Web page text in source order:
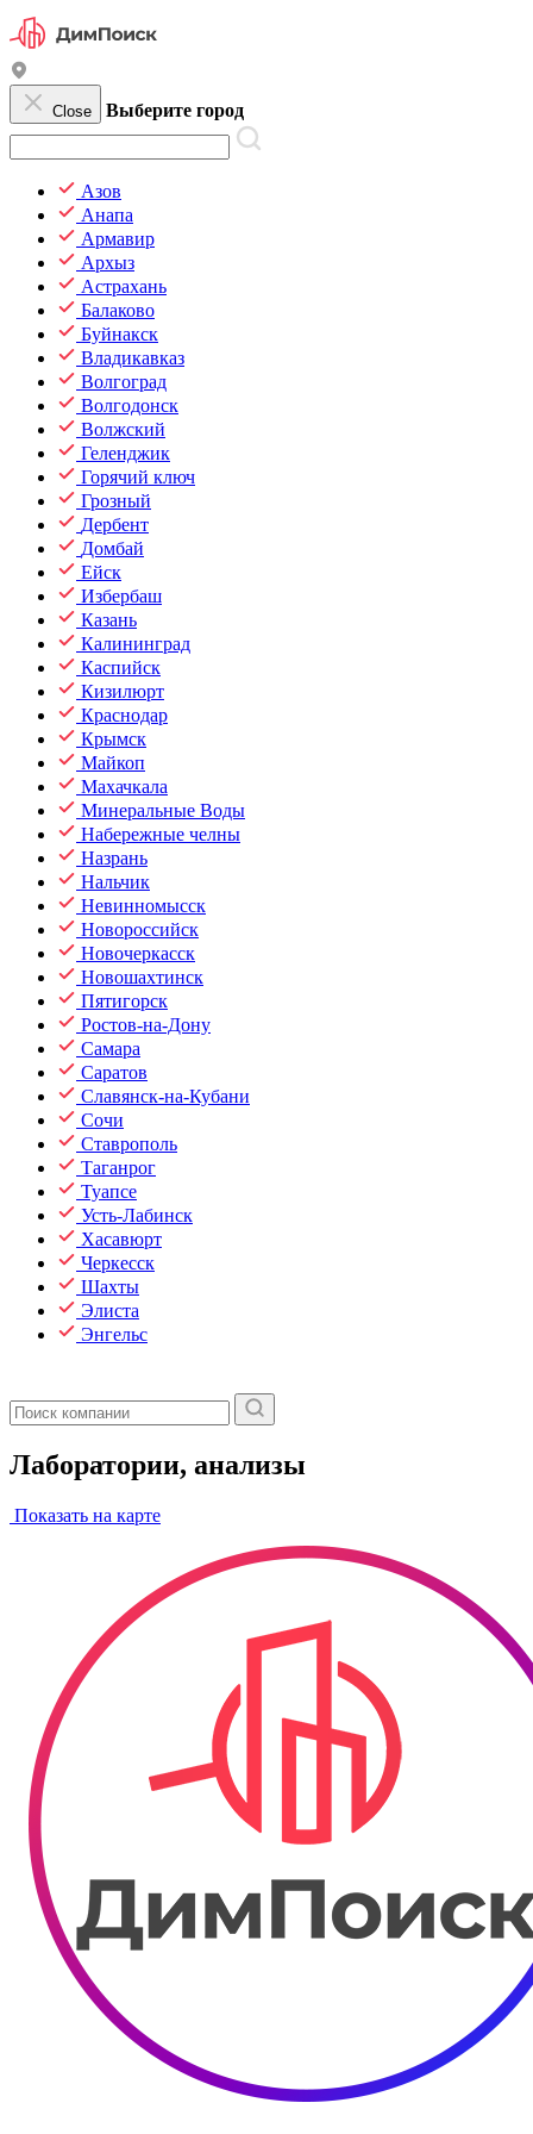
Close Выберите город
Азов
Анапа
Армавир
Архыз
Астрахань
Балаково
Буйнакск
Владикавказ
Волгоград
Волгодонск
Волжский
Геленджик
Горячий ключ
Грозный
Дербент
Домбай
Ейск
Избербаш
Казань
Калининград
Каспийск
Кизилюрт
Краснодар
Крымск
Майкоп
Махачкала
Минеральные Воды
Набережные челны
Назрань
Нальчик
Невинномысск
Новороссийск
Новочеркасск
Новошахтинск
Пятигорск
Ростов-на-Дону
Самара
Саратов
Славянск-на-Кубани
Сочи
Ставрополь
Таганрог
Туапсе
Усть-Лабинск
Хасавюрт
Черкесск
Шахты
Элиста
Энгельс
Лаборатории, анализы
Показать на карте